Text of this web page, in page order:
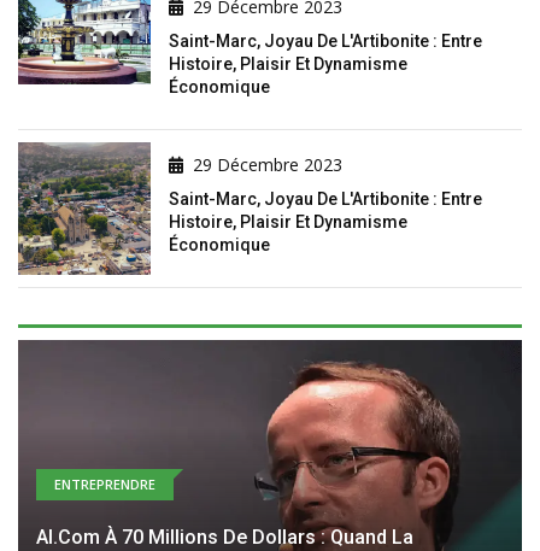
29 Décembre 2023
Saint-Marc, Joyau De L'Artibonite : Entre
Histoire, Plaisir Et Dynamisme
Économique
29 Décembre 2023
Saint-Marc, Joyau De L'Artibonite : Entre
Histoire, Plaisir Et Dynamisme
Économique
ENTREPRENDRE
AI.com À 70 Millions De Dollars : Quand La